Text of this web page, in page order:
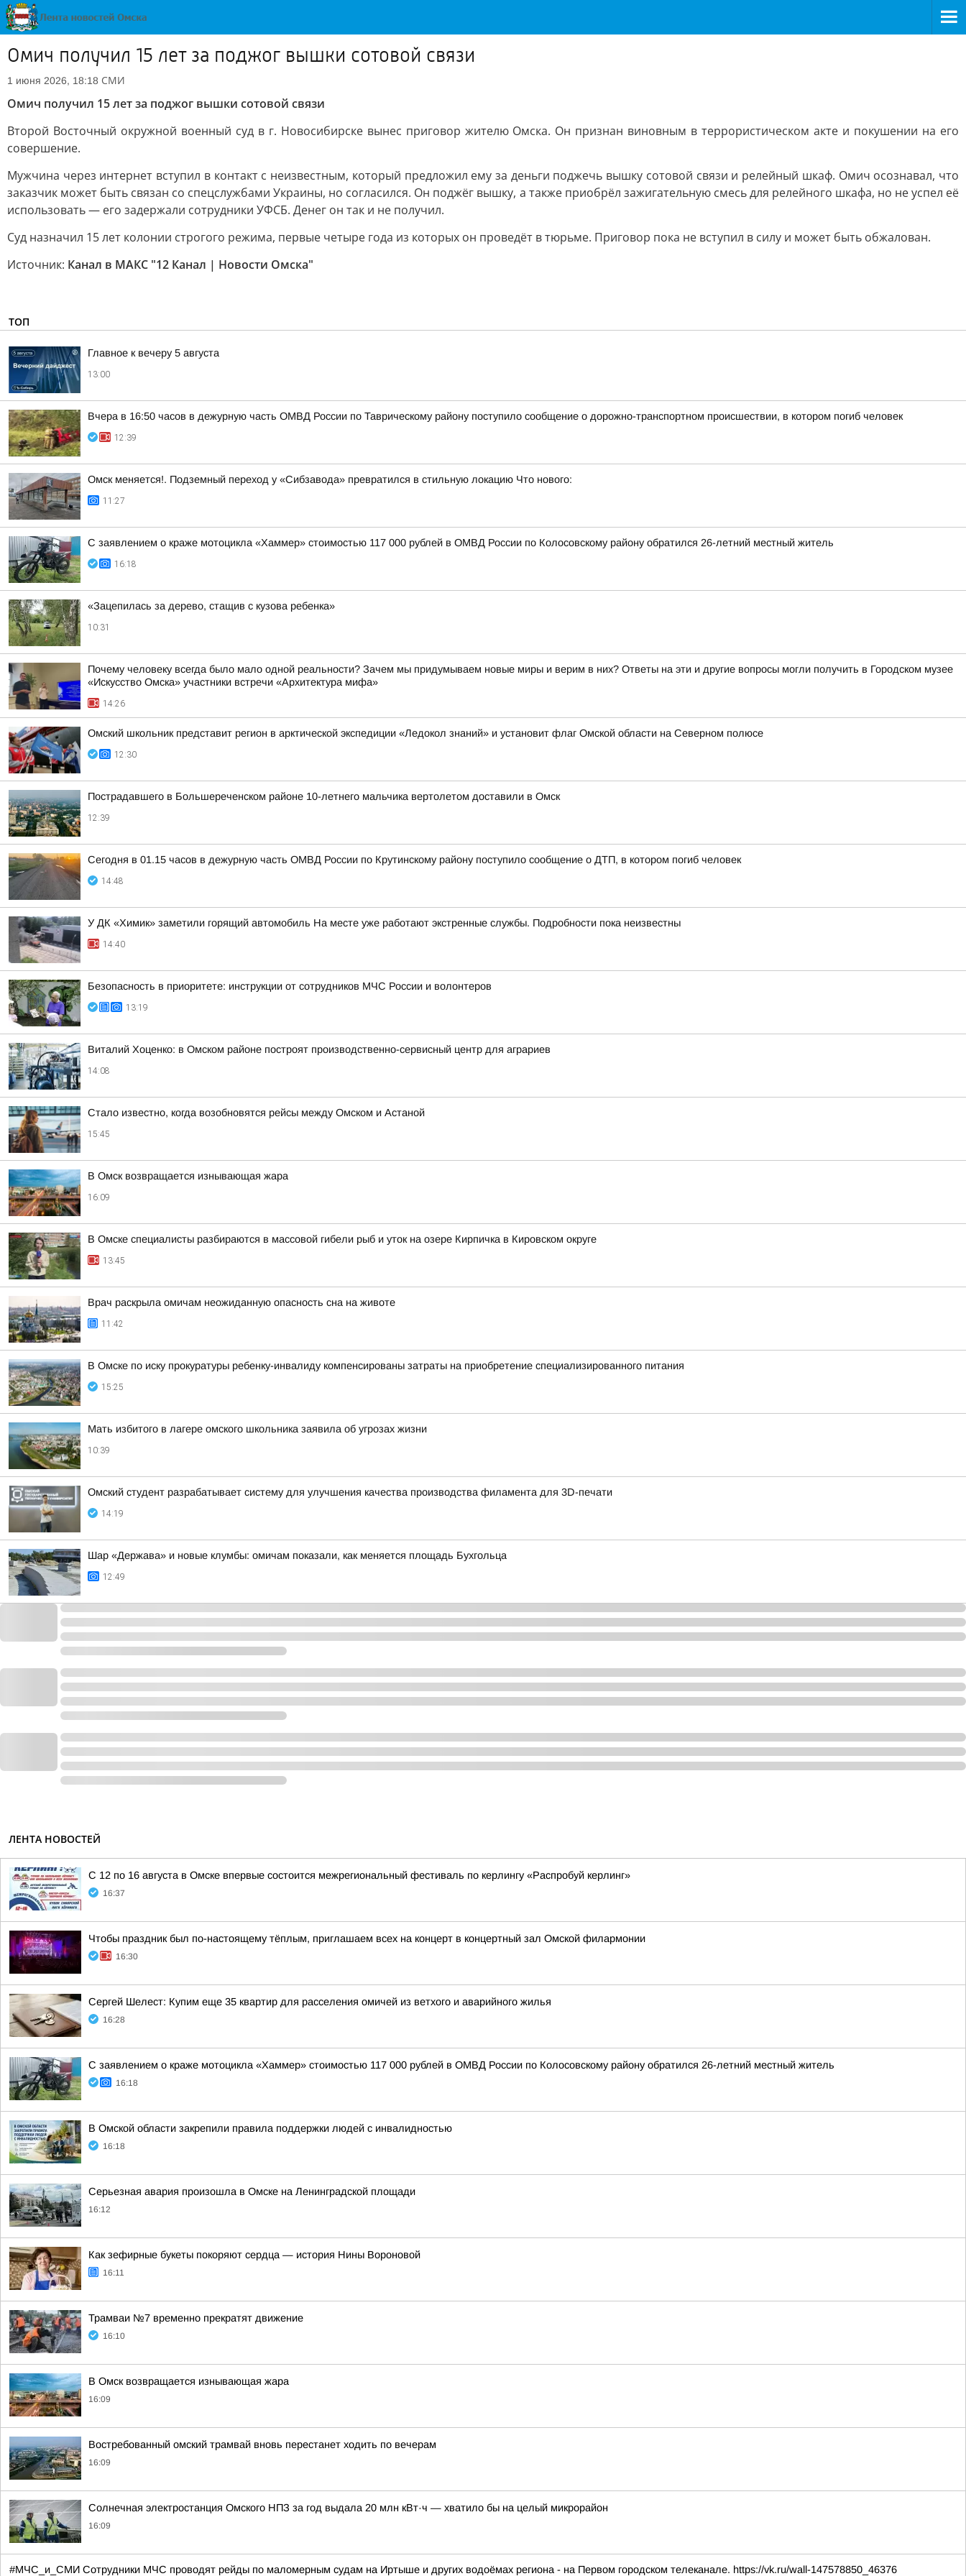
Омич получил 15 лет за поджог вышки сотовой связи
1 июня 2026, 18:18 СМИ
Омич получил 15 лет за поджог вышки сотовой связи
Второй Восточный окружной военный суд в г. Новосибирске вынес приговор жителю Омска. Он признан виновным в террористическом акте и покушении на его
совершение.
Мужчина через интернет вступил в контакт с неизвестным, который предложил ему за деньги поджечь вышку сотовой связи и релейный шкаф. Омич осознавал, что
заказчик может быть связан со спецслужбами Украины, но согласился. Он поджёг вышку, а также приобрёл зажигательную смесь для релейного шкафа, но не успел её
использовать — его задержали сотрудники УФСБ. Денег он так и не получил.
Суд назначил 15 лет колонии строгого режима, первые четыре года из которых он проведёт в тюрьме. Приговор пока не вступил в силу и может быть обжалован.
Источник: Канал в МАКС "12 Канал | Новости Омска"
ТОП
Главное к вечеру 5 августа
13:00
Вчера в 16:50 часов в дежурную часть ОМВД России по Таврическому району поступило сообщение о дорожно-транспортном происшествии, в котором погиб человек
12:39
Омск меняется!. Подземный переход у «Сибзавода» превратился в стильную локацию Что нового:
11:27
С заявлением о краже мотоцикла «Хаммер» стоимостью 117 000 рублей в ОМВД России по Колосовскому району обратился 26-летний местный житель
16:18
«Зацепилась за дерево, стащив с кузова ребенка»
10:31
Почему человеку всегда было мало одной реальности? Зачем мы придумываем новые миры и верим в них? Ответы на эти и другие вопросы могли получить в Городском музее
«Искусство Омска» участники встречи «Архитектура мифа»
14:26
Омский школьник представит регион в арктической экспедиции «Ледокол знаний» и установит флаг Омской области на Северном полюсе
12:30
Пострадавшего в Большереченском районе 10-летнего мальчика вертолетом доставили в Омск
12:39
Сегодня в 01.15 часов в дежурную часть ОМВД России по Крутинскому району поступило сообщение о ДТП, в котором погиб человек
14:48
У ДК «Химик» заметили горящий автомобиль На месте уже работают экстренные службы. Подробности пока неизвестны
14:40
Безопасность в приоритете: инструкции от сотрудников МЧС России и волонтеров
13:19
Виталий Хоценко: в Омском районе построят производственно-сервисный центр для аграриев
14:08
Стало известно, когда возобновятся рейсы между Омском и Астаной
15:45
В Омск возвращается изнывающая жара
16:09
В Омске специалисты разбираются в массовой гибели рыб и уток на озере Кирпичка в Кировском округе
13:45
Врач раскрыла омичам неожиданную опасность сна на животе
11:42
В Омске по иску прокуратуры ребенку-инвалиду компенсированы затраты на приобретение специализированного питания
15:25
Мать избитого в лагере омского школьника заявила об угрозах жизни
10:39
Омский студент разрабатывает систему для улучшения качества производства филамента для 3D-печати
14:19
Шар «Держава» и новые клумбы: омичам показали, как меняется площадь Бухгольца
12:49
ЛЕНТА НОВОСТЕЙ
С 12 по 16 августа в Омске впервые состоится межрегиональный фестиваль по керлингу «Распробуй керлинг»
16:37
Чтобы праздник был по-настоящему тёплым, приглашаем всех на концерт в концертный зал Омской филармонии
16:30
Сергей Шелест: Купим еще 35 квартир для расселения омичей из ветхого и аварийного жилья
16:28
С заявлением о краже мотоцикла «Хаммер» стоимостью 117 000 рублей в ОМВД России по Колосовскому району обратился 26-летний местный житель
16:18
В Омской области закрепили правила поддержки людей с инвалидностью
16:18
Серьезная авария произошла в Омске на Ленинградской площади
16:12
Как зефирные букеты покоряют сердца — история Нины Вороновой
16:11
Трамваи №7 временно прекратят движение
16:10
В Омск возвращается изнывающая жара
16:09
Востребованный омский трамвай вновь перестанет ходить по вечерам
16:09
Солнечная электростанция Омского НПЗ за год выдала 20 млн кВт·ч — хватило бы на целый микрорайон
16:09
#МЧС_и_СМИ Сотрудники МЧС проводят рейды по маломерным судам на Иртыше и других водоёмах региона - на Первом городском телеканале. https://vk.ru/wall-147578850_46376